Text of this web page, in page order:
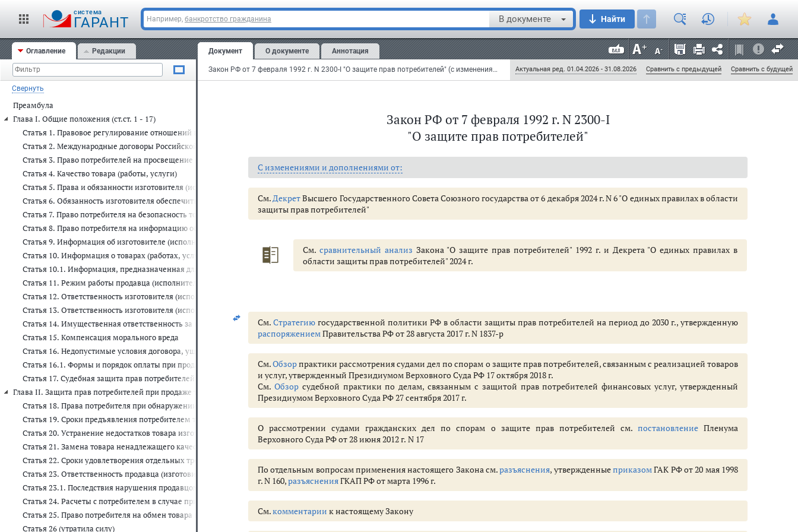
cистема
ГАРАНТ Например, банкротство гражданина В документе Найти
Оглавление Редакции
Свернуть
Преамбула
Глава I. Общие положения (ст.ст. 1 - 17)
Статья 1. Правовое регулирование отношений в области защиты прав потребителей
Статья 2. Международные договоры Российской Федерации
Статья 3. Право потребителей на просвещение в области защиты прав потребителей
Статья 4. Качество товара (работы, услуги)
Статья 5. Права и обязанности изготовителя (исполнителя, продавца) в области установления срока службы, срока годности товара (работы), а также гарантийного срока на товар (работу)
Статья 6. Обязанность изготовителя обеспечить возможность ремонта и технического обслуживания товара
Статья 7. Право потребителя на безопасность товара (работы, услуги)
Статья 8. Право потребителя на информацию об изготовителе (исполнителе, продавце) и о товарах (работах, услугах)
Статья 9. Информация об изготовителе (исполнителе, продавце, владельце агрегатора)
Статья 10. Информация о товарах (работах, услугах)
Статья 10.1. Информация, предназначенная для публичного ознакомления потребителей
Статья 11. Режим работы продавца (исполнителя)
Статья 12. Ответственность изготовителя (исполнителя, продавца, владельца агрегатора) за ненадлежащую информацию о товаре (работе, услуге)
Статья 13. Ответственность изготовителя (исполнителя, продавца, уполномоченной организации или уполномоченного индивидуального предпринимателя, импортера) за нарушение прав потребителей
Статья 14. Имущественная ответственность за вред, причиненный вследствие недостатков товара (работы, услуги)
Статья 15. Компенсация морального вреда
Статья 16. Недопустимые условия договора, ущемляющие права потребителя, запреты и обязанности, налагаемые на продавца (исполнителя, владельца агрегатора)
Статья 16.1. Формы и порядок оплаты при продаже товаров (выполнении работ, оказании услуг)
Статья 17. Судебная защита прав потребителей
Глава II. Защита прав потребителей при продаже товаров потребителям (ст.ст. 18 - 26.2)
Статья 18. Права потребителя при обнаружении в товаре недостатков
Статья 19. Сроки предъявления потребителем требований в отношении недостатков товара
Статья 20. Устранение недостатков товара изготовителем (продавцом, уполномоченной организацией или уполномоченным индивидуальным предпринимателем, импортером)
Статья 21. Замена товара ненадлежащего качества
Статья 22. Сроки удовлетворения отдельных требований потребителя
Статья 23. Ответственность продавца (изготовителя, уполномоченной организации или уполномоченного индивидуального предпринимателя, импортера) за просрочку выполнения требований потребителя
Статья 23.1. Последствия нарушения продавцом срока передачи предварительно оплаченного товара потребителю
Статья 24. Расчеты с потребителем в случае приобретения им товара ненадлежащего качества
Статья 25. Право потребителя на обмен товара надлежащего качества
Статья 26 (утратила силу)
Документ О документе Аннотация
Закон РФ от 7 февраля 1992 г. N 2300-I "О защите прав потребителей" (с изменениями и дополнениями) Актуальная ред. 01.04.2026 - 31.08.2026 Сравнить с предыдущей Сравнить с будущей
Закон РФ от 7 февраля 1992 г. N 2300-I
"О защите прав потребителей"
С изменениями и дополнениями от:
См.ДекретВысшего Государственного Совета Союзного государства от 6 декабря 2024 г. N 6 "О единых правилах в области
защиты прав потребителей"
См. сравнительный анализ Закона "О защите прав потребителей" 1992 г. и Декрета "О единых правилах в
области защиты прав потребителей" 2024 г.
См. Стратегию государственной политики РФ в области защиты прав потребителей на период до 2030 г., утвержденную
распоряжениемПравительства РФ от 28 августа 2017 г. N 1837-р
См.Обзорпрактики рассмотрения судами дел по спорам о защите прав потребителей, связанным с реализацией товаров
и услуг, утвержденный Президиумом Верховного Суда РФ 17 октября 2018 г.
См. Обзорсудебной практики по делам, связанным с защитой прав потребителей финансовых услуг, утвержденный
Президиумом Верховного Суда РФ 27 сентября 2017 г.
О рассмотрении судами гражданских дел по спорам о защите прав потребителей см. постановлениеПленума
Верховного Суда РФ от 28 июня 2012 г. N 17
По отдельным вопросам применения настоящего Закона см.разъяснения, утвержденныеприказомГАК РФ от 20 мая 1998
г. N 160,разъясненияГКАП РФ от марта 1996 г.
См.комментарии к настоящему Закону